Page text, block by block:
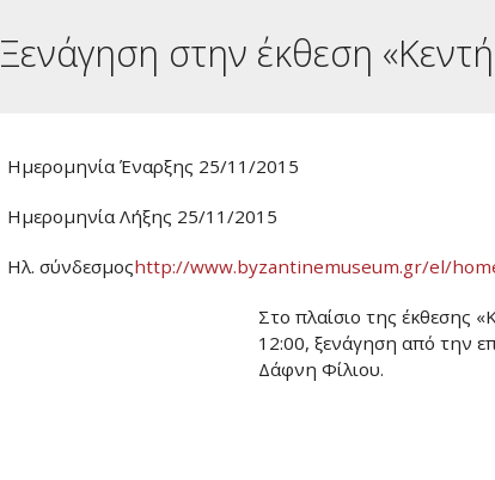
Ξενάγηση στην έκθεση
Ημερομηνία Έναρξης 25/11/2015
Ημερομηνία Λήξης 25/11/2015
Ηλ. σύνδεσμοςhttp://www.byzantinemuseum.gr/el/
Στο πλαίσιο της έκθεσης
12:00, ξενάγηση από την
Δάφνη Φίλιου.